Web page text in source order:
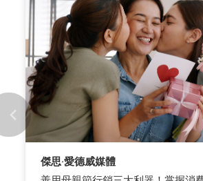
ASICS